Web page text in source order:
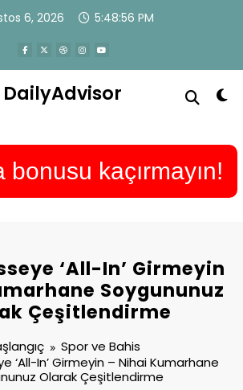
6, 2026 5:48:57 PM
DailyAdvisor
bonusu kaçırmayın!
‘All-In’ Girmeyin
Soygununuz
Çeşitlendirme
Spor ve Bahis
‘All-In’ Girmeyin – Nihai Kumarhane
Olarak Çeşitlendirme